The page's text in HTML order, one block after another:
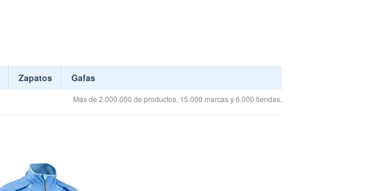
Zapatos Gafas
Más de 2.000.000 de productos, 15.000 marcas y 6.000 tiendas.